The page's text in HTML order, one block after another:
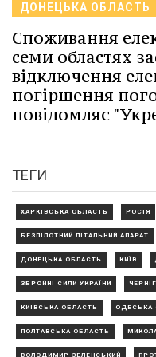
ДОНЕЦЬКА ОБЛАСТЬ
Споживання
семи областях
відключення
погіршення
повідомляє
ТЕГИ
ХАРКІВСЬКА ОБЛАСТЬ РОСІЯ
БЕЗПІЛОТНИЙ ЛІТАЛЬНИЙ АПАРАТ
ДОНЕЦЬКА ОБЛАСТЬ КИЇВ
ЗБРОЙНІ СИЛИ УКРАЇНИ
КИЇВСЬКА ОБЛАСТЬ ОДЕСЬКА
ПОЛТАВСЬКА ОБЛАСТЬ
ВОЛОДИМИР ЗЕЛЕНСЬКИЙ